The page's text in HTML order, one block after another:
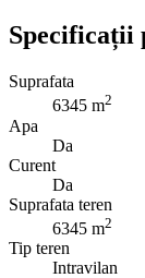
Specificații
Suprafata
6345 m2
Apa
Da
Curent
Da
Suprafata teren
6345 m2
Tip teren
Intravilan